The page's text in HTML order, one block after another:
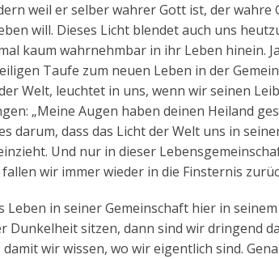
weil er selber wahrer Gott ist, der wahre
will. Dieses Licht blendet auch uns
kaum wahrnehmbar in ihr Leben hinein.
Taufe zum neuen Leben in der
Welt, leuchtet in uns, wenn wir seinen
„Meine Augen haben deinen Heiland
darum, dass das Licht der Welt uns in
Und nur in dieser
wir immer wieder in die Finsternis
in seiner Gemeinschaft hier in
Dunkelheit sitzen, dann sind wir dringend
wir wissen, wo wir eigentlich sind.